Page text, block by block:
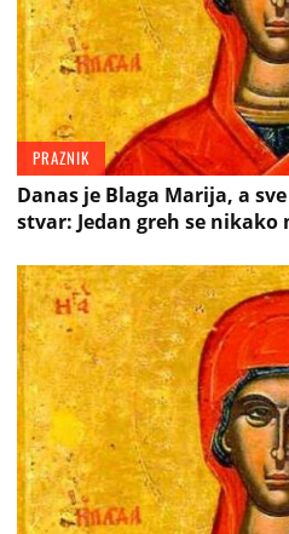
PRAZNIK
Danas je Blaga Marija, a
stvar: Jedan greh se nikako